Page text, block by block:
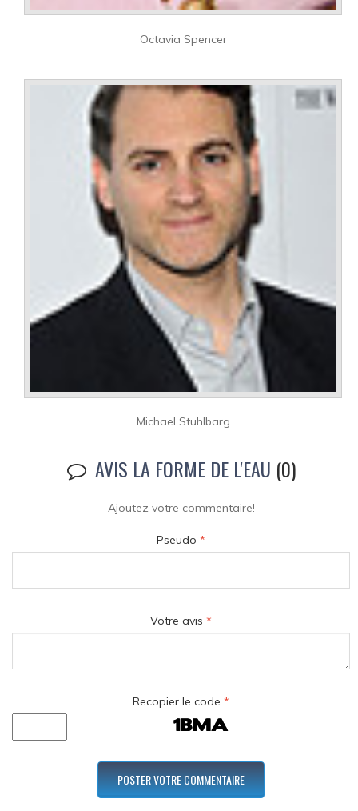
Octavia Spencer
Michael Stuhlbarg
AVIS LA FORME DE L'EAU (0)
Ajoutez votre commentaire!
Pseudo *
Votre avis *
Recopier le code *